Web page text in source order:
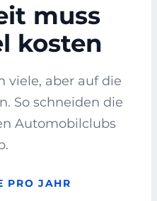
muss
kosten
viele, aber auf die
So schneiden die
Automobilclubs
PRO JAHR